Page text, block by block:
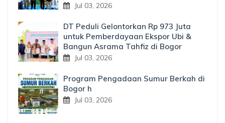
Jul 03, 2026
DT Peduli Gelontorkan Rp 973 Juta
untuk Pemberdayaan Ekspor Ubi &
Bangun Asrama Tahfiz di Bogor
Jul 03, 2026
Program Pengadaan Sumur Berkah di
Bogor h
Jul 03, 2026